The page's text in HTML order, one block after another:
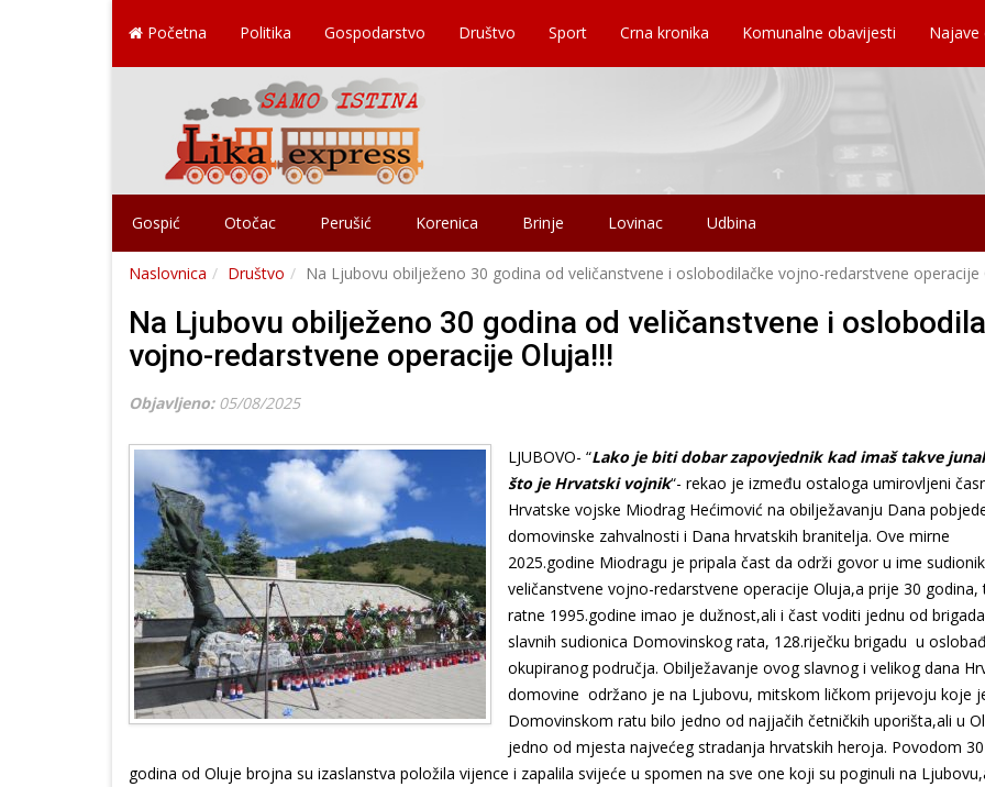
Početna Politika Gospodarstvo Društvo Sport Crna kronika Komunalne obavijesti Najave
Gospić Otočac Perušić Korenica Brinje Lovinac Udbina
Naslovnica Društvo Na Ljubovu obilježeno 30 godina od veličanstvene i oslobodilačke vojno-redarstvene operacije
Na Ljubovu obilježeno 30 godina od veličanstvene i
vojno-redarstvene operacije Oluja!!!
Objavljeno: 05/08/2025
LJUBOVO- “Lako je biti dobar zapovjednik kad imaš takve
što je Hrvatski vojnik“- rekao je između ostaloga umirovljeni
Hrvatske vojske Miodrag Hećimović na obilježavanju Dana
domovinske zahvalnosti i Dana hrvatskih branitelja. Ove mirne
2025.godine Miodragu je pripala čast da održi govor u ime
veličanstvene vojno-redarstvene operacije Oluja,a prije 30 godina,
ratne 1995.godine imao je dužnost,ali i čast voditi jednu od
slavnih sudionica Domovinskog rata, 128.riječku brigadu u
okupiranog područja. Obilježavanje ovog slavnog i velikog dana
domovine održano je na Ljubovu, mitskom ličkom prijevoju koje
Domovinskom ratu bilo jedno od najjačih četničkih uporišta,ali u
jedno od mjesta najvećeg stradanja hrvatskih heroja. Povodom 30
godina od Oluje brojna su izaslanstva položila vijence i zapalila svijeće u spomen na sve one koji su poginuli na